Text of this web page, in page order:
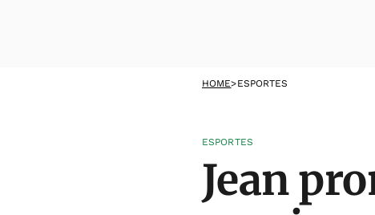
HOME>ESPORTES
ESPORTES
Jean